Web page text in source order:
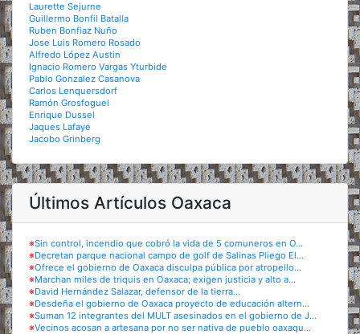
Laurette Sejurne
Guillermo Bonfil Batalla
Ruben Bonfiaz Nuño
Jose Luis Romero Rosado
Alfredo López Austin
Ignacio Romero Vargas Yturbide
Pablo Gonzalez Casanova
Carlos Lenquersdorf
Ramón Grosfoguel
Enrique Dussel
Jaques Lafaye
Jacobo Grinberg
Últimos Artículos Oaxaca
※Sin control, incendio que cobró la vida de 5 comuneros en O...
※Decretan parque nacional campo de golf de Salinas Pliego El...
※Ofrece el gobierno de Oaxaca disculpa pública por atropello...
※Marchan miles de triquis en Oaxaca; exigen justicia y alto a...
※David Hernández Salazar, defensor de la tierra...
※Desdeña el gobierno de Oaxaca proyecto de educación altern...
※Suman 12 integrantes del MULT asesinados en el gobierno de J...
※Vecinos acosan a artesana por no ser nativa de pueblo oaxaqu...